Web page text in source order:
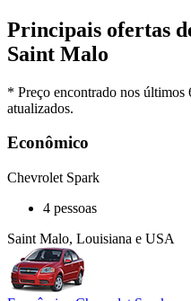
Principais ofertas
Saint Malo
* Preço encontrado nos últimos
atualizados.
Econômico
Chevrolet Spark
4 pessoas
Saint Malo, Louisiana e USA